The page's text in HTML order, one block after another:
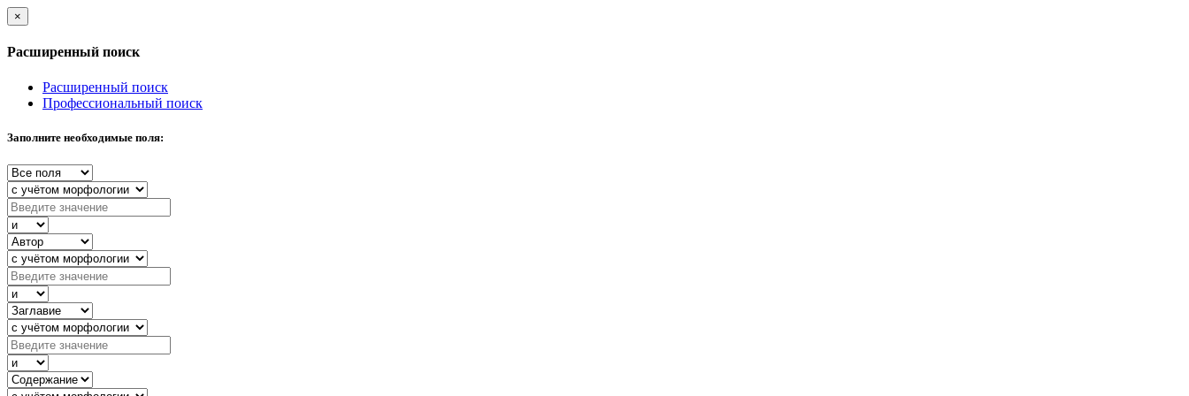
×
Расширенный поиск
Расширенный поиск
Профессиональный поиск
Заполните необходимые поля: